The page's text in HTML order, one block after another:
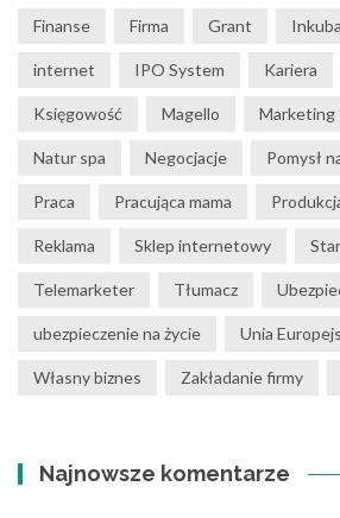
Finanse Firma Grant
internet IPO System Kariera
Księgowość Magello Marketing
Natur spa Negocjacje Pomysł
Praca Pracująca mama
Reklama Sklep internetowy
Telemarketer Tłumacz
ubezpieczenie na życie Unia
Własny biznes Zakładanie firmy
Najnowsze komentarze